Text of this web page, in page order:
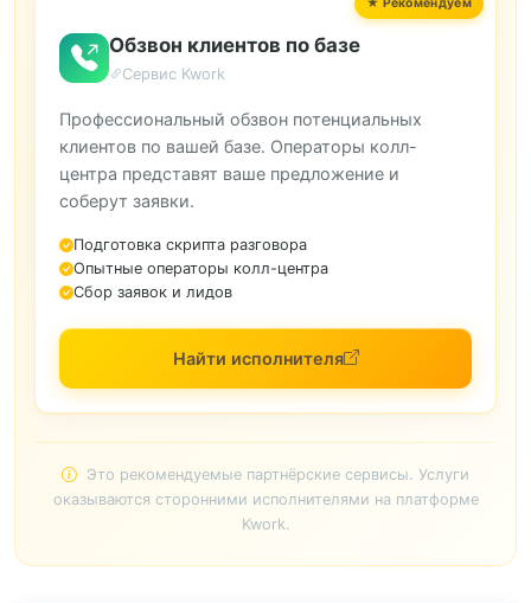
Обзвон клиентов по базе
Сервис Kwork
Профессиональный обзвон потенциальных
клиентов по вашей базе. Операторы колл-
центра представят ваше предложение и
соберут заявки.
Подготовка скрипта разговора
Опытные операторы колл-центра
Сбор заявок и лидов
Найти исполнителя
Это рекомендуемые партнёрские сервисы. Услуги
оказываются сторонними исполнителями на платформе
Kwork.